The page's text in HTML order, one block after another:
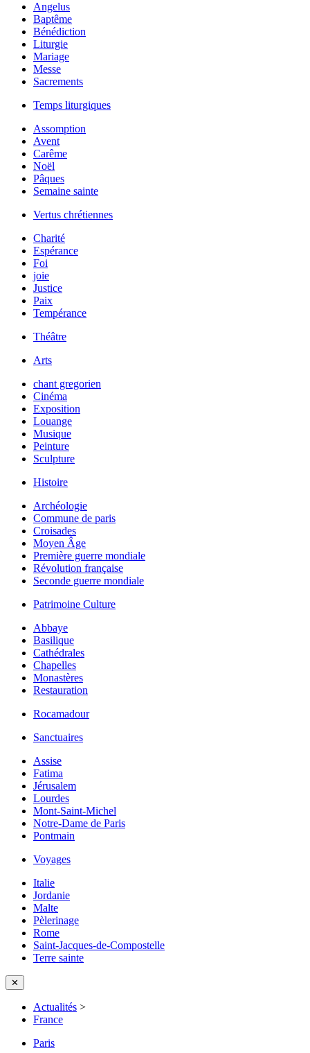
Angelus
Baptême
Bénédiction
Liturgie
Mariage
Messe
Sacrements
Temps liturgiques
Assomption
Avent
Carême
Noël
Pâques
Semaine sainte
Vertus chrétiennes
Charité
Espérance
Foi
joie
Justice
Paix
Tempérance
Théâtre
Arts
chant gregorien
Cinéma
Exposition
Louange
Musique
Peinture
Sculpture
Histoire
Archéologie
Commune de paris
Croisades
Moyen Âge
Première guerre mondiale
Révolution française
Seconde guerre mondiale
Patrimoine Culture
Abbaye
Basilique
Cathédrales
Chapelles
Monastères
Restauration
Rocamadour
Sanctuaires
Assise
Fatima
Jérusalem
Lourdes
Mont-Saint-Michel
Notre-Dame de Paris
Pontmain
Voyages
Italie
Jordanie
Malte
Pèlerinage
Rome
Saint-Jacques-de-Compostelle
Terre sainte
✕
Actualités >
France
Paris